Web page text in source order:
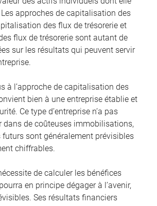
approches de capitalisation des
des flux de trésorerie et
flux de trésorerie sont autant de
sur les résultats qui peuvent servir
à l’approche de capitalisation des
bien à une entreprise établie et
Ce type d’entreprise n’a pas
dans de coûteuses immobilisations,
futurs sont généralement prévisibles
chiffrables.
de calculer les bénéfices
en principe dégager à l’avenir,
Ses résultats financiers